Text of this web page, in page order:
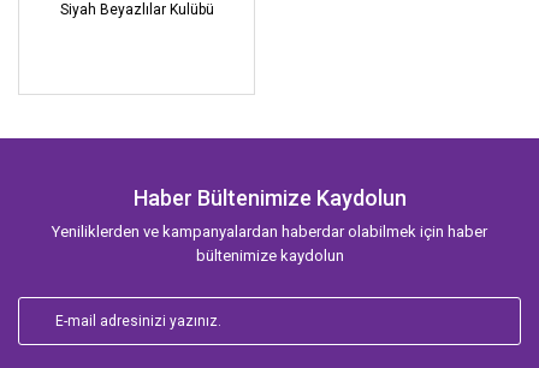
Siyah Beyazlılar Kulübü
Haber Bültenimize Kaydolun
Yeniliklerden ve kampanyalardan haberdar olabilmek için haber
bültenimize kaydolun